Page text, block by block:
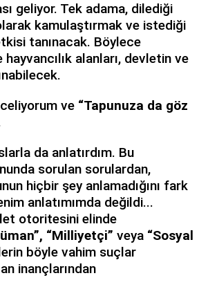
geliyor. Tek adama, dilediği
kamulaştırmak ve istediği
tanınacak. Böylece
alanları, devletin ve
ve “Tapunuza da göz
da anlatırdım. Bu
sorulan sorulardan,
hiçbir şey anlamadığını fark
anlatımımda değildi...
otoritesini elinde
“Milliyetçi” veya “Sosyal
böyle vahim suçlar
inançlarından